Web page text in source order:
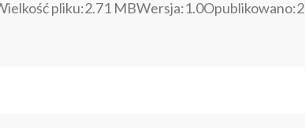
pliku:2.71 MBWersja:1.0Opublikowano:2